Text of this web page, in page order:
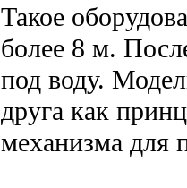
Такое
более 8 м.
под воду.
друга как
механизма для